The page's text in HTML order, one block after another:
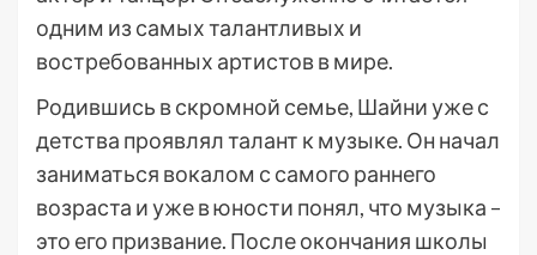
одним из самых талантливых и
востребованных артистов в мире.
Родившись в скромной семье, Шайни уже с
детства проявлял талант к музыке. Он начал
заниматься вокалом с самого раннего
возраста и уже в юности понял, что музыка –
это его призвание. После окончания школы